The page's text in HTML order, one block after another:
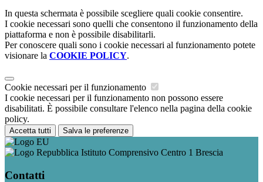
In questa schermata è possibile scegliere quali cookie consentire.
I cookie necessari sono quelli che consentono il funzionamento della
piattaforma e non è possibile disabilitarli.
Per conoscere quali sono i cookie necessari al funzionamento potete
visionare la COOKIE POLICY.
Cookie necessari per il funzionamento
I cookie necessari per il funzionamento non possono essere
disabilitati. È possibile consultare l'elenco nella pagina della cookie
policy.
Accetta tutti Salva le preferenze
Istituto Comprensivo Centro 1 Brescia
Contatti